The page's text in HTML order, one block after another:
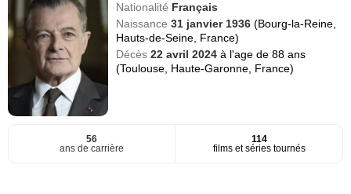
Nationalité Français
Naissance31 janvier 1936(Bourg-la-Reine,
Hauts-de-Seine, France)
Décès22 avril 2024à l'age de 88 ans
(Toulouse, Haute-Garonne, France)
56
ans de carrière
114
films et séries tournés